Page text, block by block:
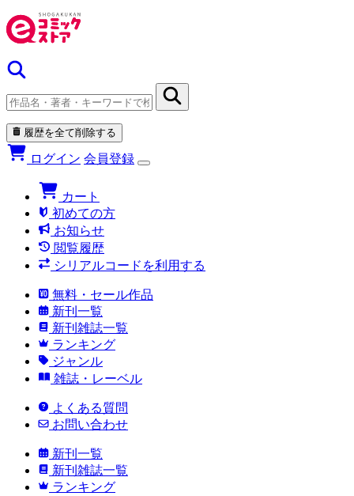
履歴を全て削除する
ログイン 会員登録
カート
初めての方
お知らせ
閲覧履歴
シリアルコードを利用する
無料・セール作品
新刊一覧
新刊雑誌一覧
ランキング
ジャンル
雑誌・レーベル
よくある質問
お問い合わせ
新刊一覧
新刊雑誌一覧
ランキング